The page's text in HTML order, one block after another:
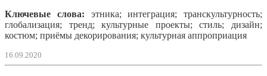
Ключевые слова: этника; интеграция; транскультурность;
глобализация; тренд; культурные проекты; стиль; дизайн;
костюм; приёмы декорирования; культурная аппроприация
16.09.2020